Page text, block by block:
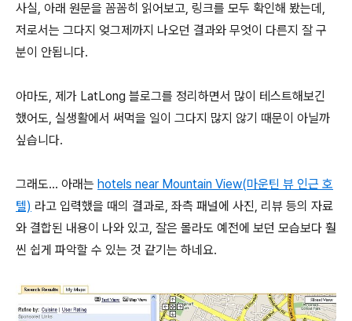
사실, 아래 원문을 꼼꼼히 읽어보고, 링크를 모두 확인해 봤는데,
저로서는 그다지 엊그제까지 나오던 결과와 무엇이 다른지 잘 구
분이 안됩니다.
아마도, 제가 LatLong 블로그를 정리하면서 많이 테스트해보긴
했어도, 실생활에서 써먹을 일이 그다지 많지 않기 때문이 아닐까
싶습니다.
그래도... 아래는 hotels near Mountain View(마운틴 뷰 인근 호
텔) 라고 입력했을 때의 결과로, 좌측 패널에 사진, 리뷰 등의 자료
와 결합된 내용이 나와 있고, 잘은 몰라도 예전에 보던 모습보다 훨
씬 쉽게 파악할 수 있는 것 같기는 하네요.